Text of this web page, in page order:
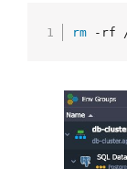
rm -rf /